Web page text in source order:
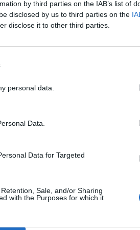
by third parties on the IAB’s list of
disclosed by us to third parties on the
disclose it to other third parties.
personal data.
Data.
Data for Targeted
Sale, and/or Sharing
with the Purposes for which it
chiusura delle liti
e 16 della Finanziaria
d'imposta in
e tutti quei
entro la data di
dell'azione penale
dalla norma.
nell'aver omesso la
per i periodi
2001, ai fini dell'IVA.
Chi intende
la dichiarazione
e come si paga
alla situazione
e al settore